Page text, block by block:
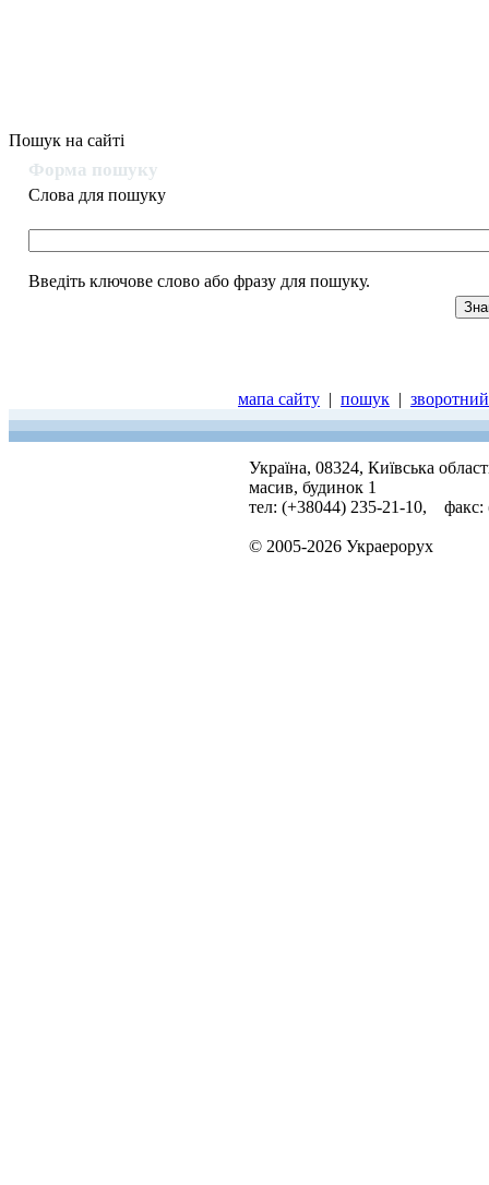
Пошук на сайті
Форма пошуку
Слова для пошуку
Введіть ключове слово або фразу для пошуку.
мапа сайту | пошук |
Україна, 08324, Київська
масив, будинок 1
тел: (+38044) 235-21-10, факс:
© 2005-2026 Украерорух